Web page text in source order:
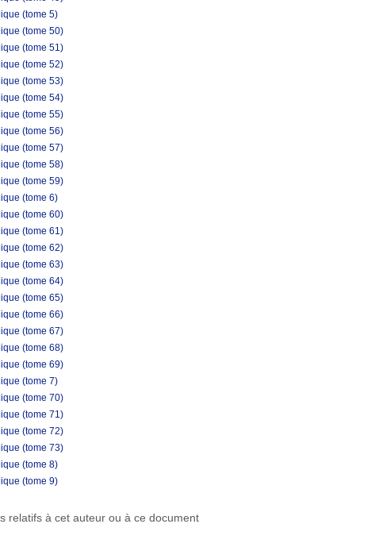
(tome 5)
(tome 50)
(tome 51)
(tome 52)
(tome 53)
(tome 54)
(tome 55)
(tome 56)
(tome 57)
(tome 58)
(tome 59)
(tome 6)
(tome 60)
(tome 61)
(tome 62)
(tome 63)
(tome 64)
(tome 65)
(tome 66)
(tome 67)
(tome 68)
(tome 69)
(tome 7)
(tome 70)
(tome 71)
(tome 72)
(tome 73)
(tome 8)
(tome 9)
relatifs à cet auteur ou à ce document